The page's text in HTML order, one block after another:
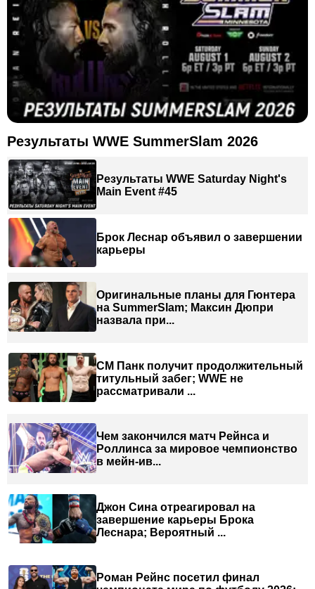
Результаты WWE SummerSlam 2026
Результаты WWE Saturday Night's
Main Event #45
Брок Леснар объявил о завершении
карьеры
Оригинальные планы для Гюнтера
на SummerSlam; Максин Дюпри
назвала при...
СМ Панк получит продолжительный
титульный забег; WWE не
рассматривали ...
Чем закончился матч Рейнса и
Роллинса за мировое чемпионство
в мейн-ив...
Джон Сина отреагировал на
завершение карьеры Брока
Леснара; Вероятный ...
Роман Рейнс посетил финал